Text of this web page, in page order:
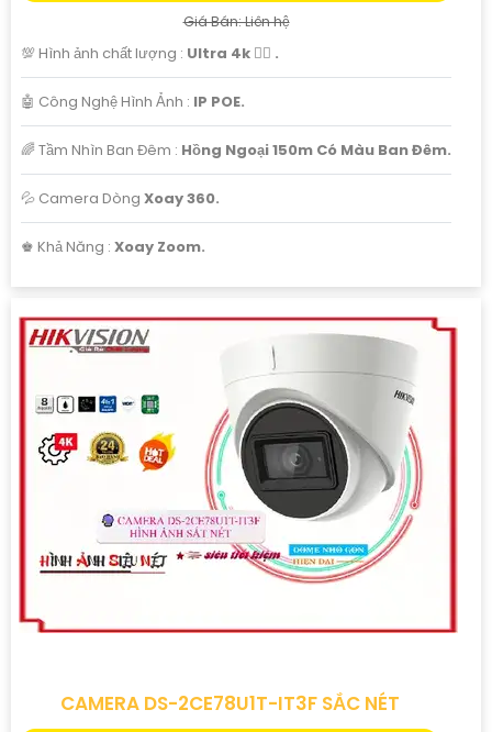
Giá Bán: Liên hệ
💯 Hình ảnh chất lượng : Ultra 4k 👍🏾 .
🤖️ Công Nghệ Hình Ảnh : IP POE.
🌈 Tầm Nhìn Ban Đêm : Hồng Ngoại 150m Có Màu Ban Đêm.
💦 Camera Dòng Xoay 360.
️♚ Khả Năng : Xoay Zoom.
CAMERA DS-2CE78U1T-IT3F SẮC NÉT